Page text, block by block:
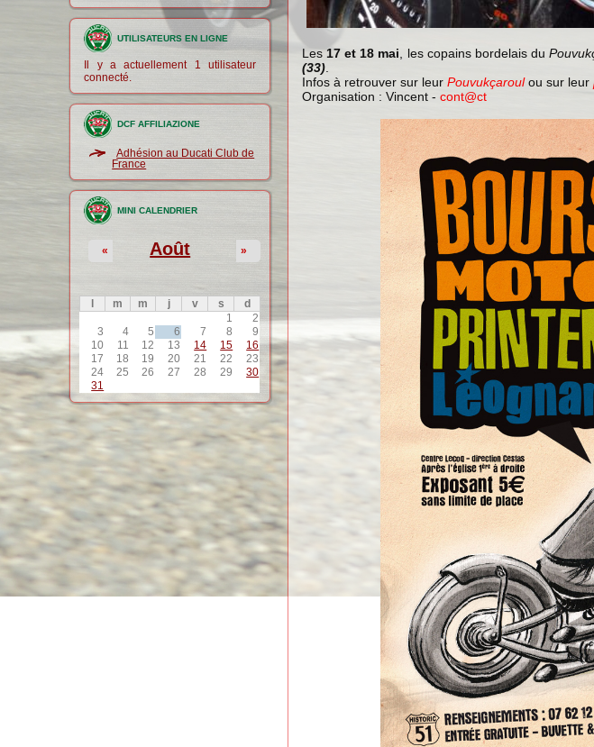
UTILISATEURS EN LIGNE
Il y a actuellement 1 utilisateur
connecté.
DCF AFFILIAZIONE
Adhésion au Ducati Club de
France
MINI CALENDRIER
Août
« »
m m j v s
d
1
2
3
4 5 6 7 8
9
10
11 12 13 14 15
16
17
18 19 20 21 22
23
24
25 26 27 28 29
30
31
Les17 et 18 mai , les copains bordelais du
(33)
Infos à retrouver sur leurPouvukçaroulou sur leur
Organisation : Vincent -cont@ct